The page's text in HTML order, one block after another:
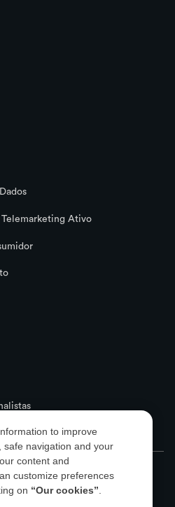
Ativo
financeira, inscrita sob o
com sede na Avenida Paulista,
São Paulo – SP.
to improve
safe navigation and your
content and
customize preferences
on “Our cookies”